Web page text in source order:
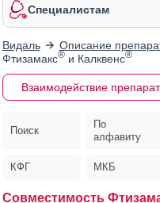
Специалистам
Видаль Описание
Фтизамакс®и Калквенс®
Взаимодействие
Поиск
По
алфавиту
КФГ МКБ
Совместимость